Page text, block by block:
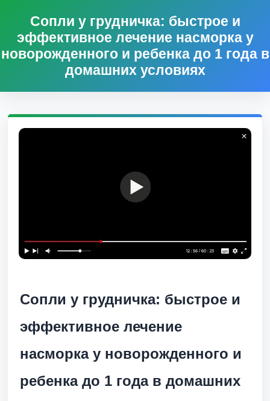
Сопли у грудничка: быстрое и
эффективное лечение насморка у
новорожденного и ребенка до 1 года в
домашних условиях
Сопли у грудничка: быстрое и
эффективное лечение
насморка у новорожденного и
ребенка до 1 года в домашних